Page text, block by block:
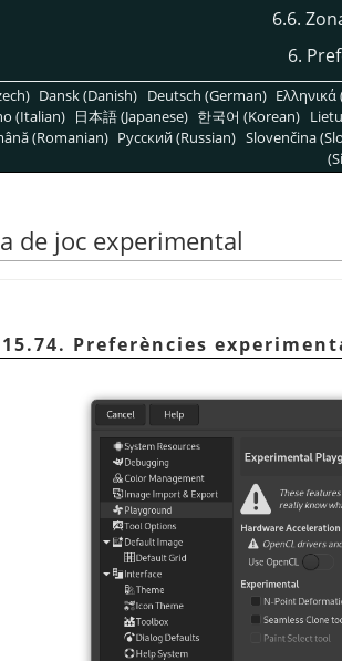
6.6.
6.
Dansk (Danish) Deutsch (German) Ελληνικά
(Italian) 日本語 (Japanese) 한국어 (Korean)
(Romanian) Pусский (Russian) Slovenčina
de joc experimental
Preferències